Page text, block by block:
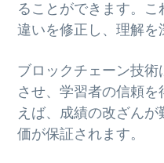
ることができます。
違いを修正し、理解を
ブロックチェーン技
させ、学習者の信頼を
えば、成績の改ざん
価が保証されます。